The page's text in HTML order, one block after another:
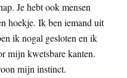
Je hebt ook mensen
hoekje. Ik ben iemand uit
ik nogal gesloten en ik
mijn kwetsbare kanten.
mijn instinct.